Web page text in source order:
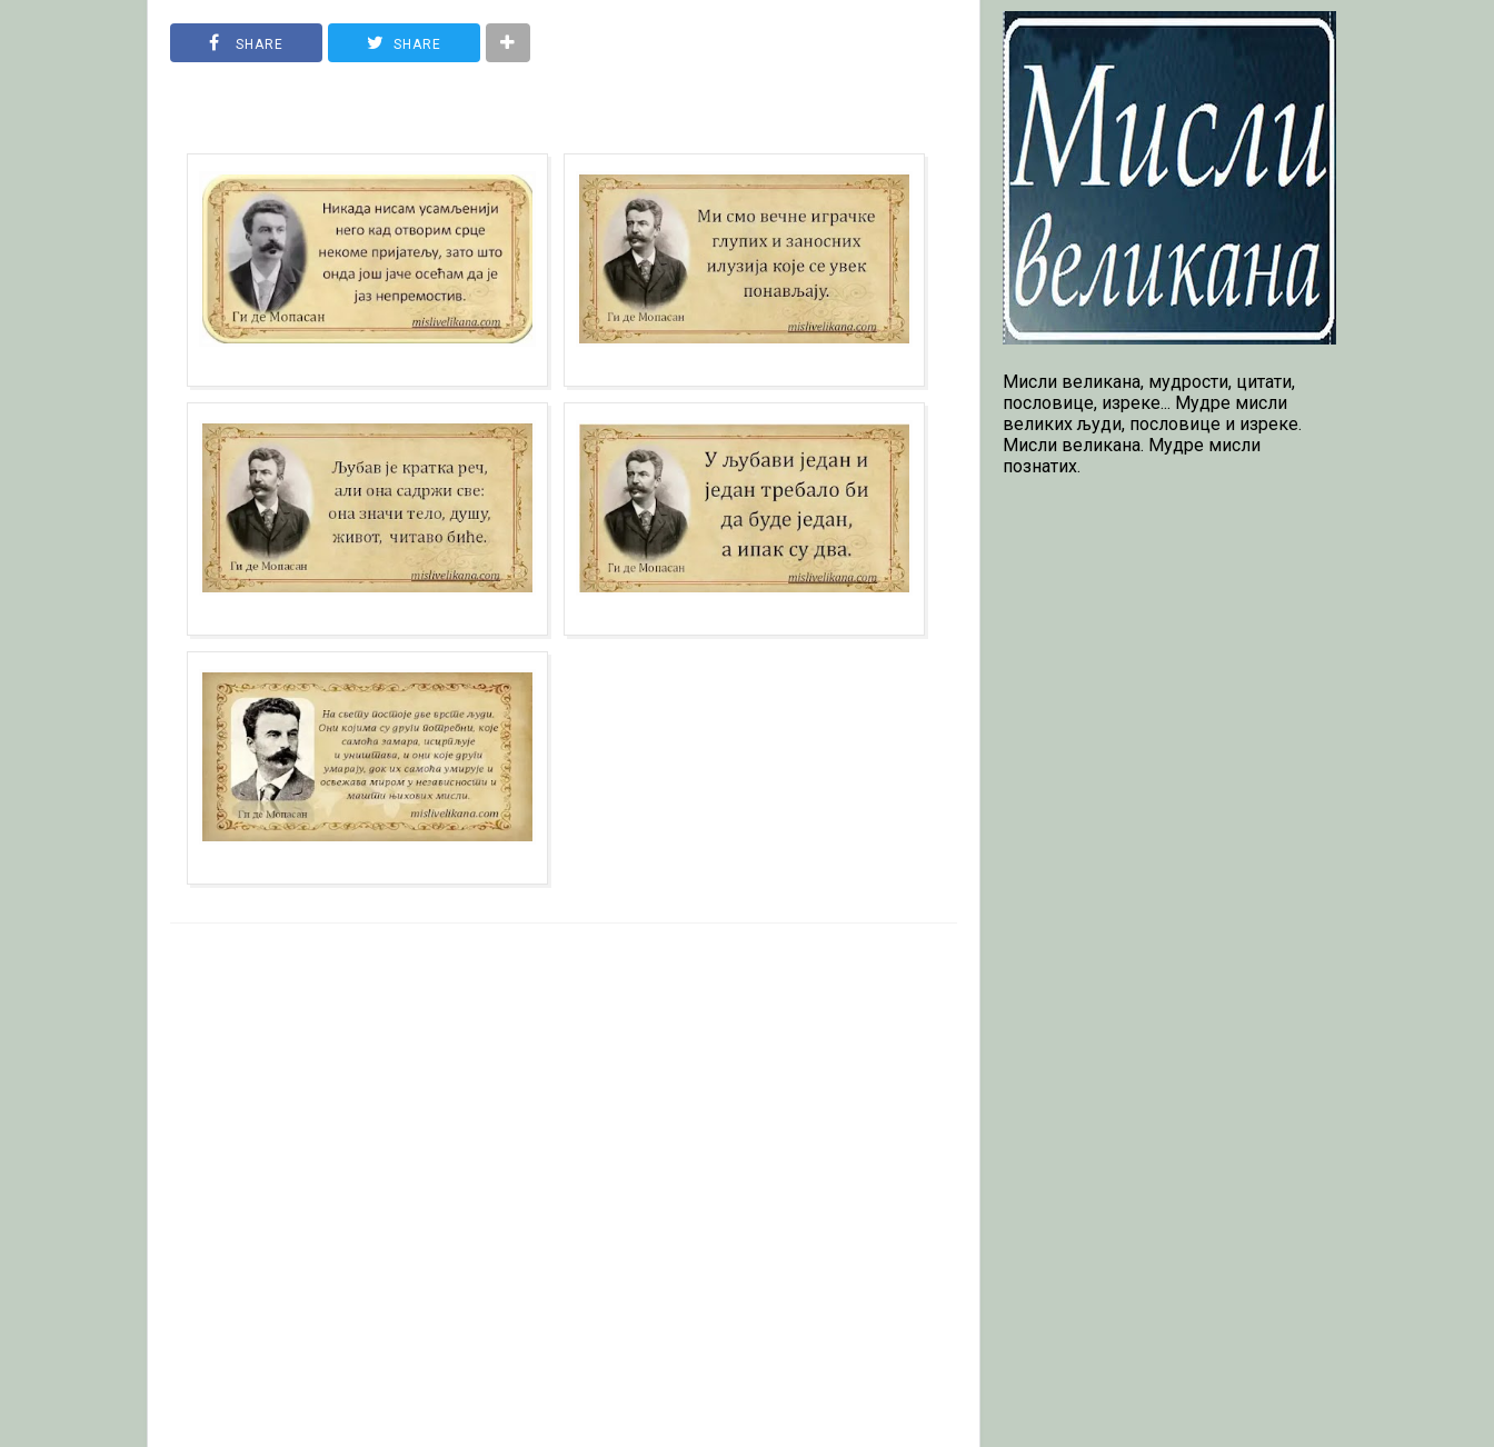
SHARE SHARE
Мисли великана, мудрости, цитати,
пословице, изреке... Мудре мисли
великих људи, пословице и изреке.
Мисли великана. Мудре мисли
познатих.